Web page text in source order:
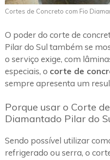
Cortes de Concreto com Fio
O poder do corte de
Pilar do Sul também se
o serviço exige, com
especiais, o corte de
sempre apresenta um
Porque usar o Corte
Diamantado Pilar do
Sendo possível utilizar
refrigerado ou serra, o